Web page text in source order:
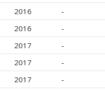
2016 -
2016 -
2017 -
2017 -
2017 -